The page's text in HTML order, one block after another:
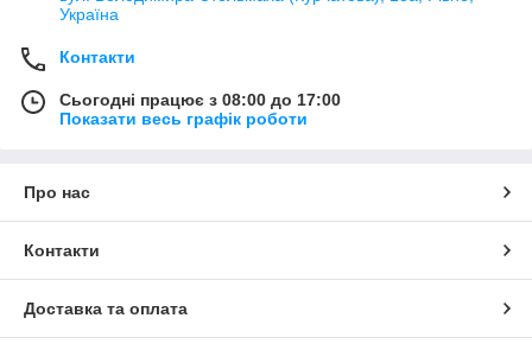
Україна
Контакти
Сьогодні працює з 08:00 до 17:00
Показати весь графік роботи
Про нас
Контакти
Доставка та оплата